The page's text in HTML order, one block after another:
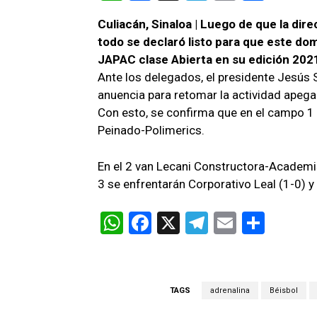
at
s
A
p
p
ce
b
o
o
k
e
gr
a
m
ail m
p
ar
tir
Culiacán, Sinaloa | Luego de que la
todo se declaró listo para que este
JAPAC clase Abierta en su edición
Ante los delegados, el presidente
anuencia para retomar la actividad
Con esto, se confirma que en el campo
Peinado-Polimerics.
En el 2 van Lecani Constructora-
3 se enfrentarán Corporativo Leal (1-0) y
W F
X
T
gr
E
p
TAGS adrenalina Béisbol